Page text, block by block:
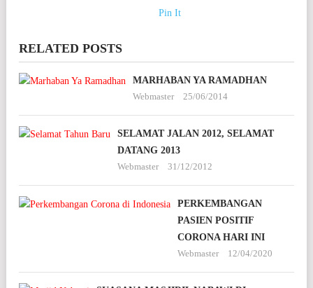
Pin It
RELATED POSTS
MARHABAN YA RAMADHAN
Webmaster
25/06/2014
SELAMAT JALAN 2012, SELAMAT
DATANG 2013
Webmaster
31/12/2012
PERKEMBANGAN
PASIEN POSITIF
CORONA HARI INI
Webmaster
12/04/2020